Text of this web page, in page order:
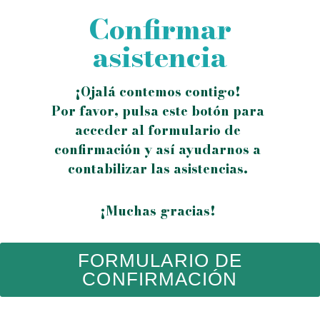
Confirmar
asistencia
¡Ojalá contemos contigo!
Por favor, pulsa este botón para
acceder al formulario de
confirmación y así ayudarnos a
contabilizar las asistencias.
¡Muchas gracias!
FORMULARIO DE
CONFIRMACIÓN